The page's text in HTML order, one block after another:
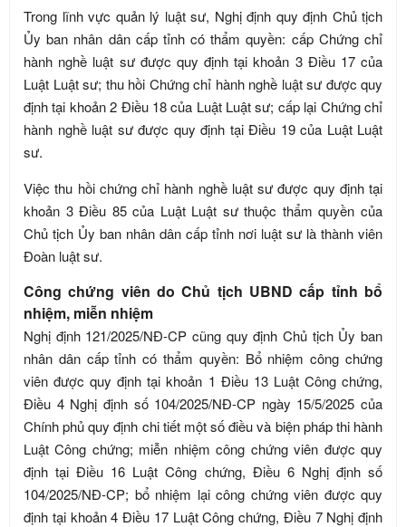
Trong lĩnh vực quản lý luật sư, Nghị định quy định Chủ tịch
Ủy ban nhân dân cấp tỉnh có thẩm quyền: cấp Chứng chỉ
hành nghề luật sư được quy định tại khoản 3 Điều 17 của
Luật Luật sư; thu hồi Chứng chỉ hành nghề luật sư được quy
định tại khoản 2 Điều 18 của Luật Luật sư; cấp lại Chứng chỉ
hành nghề luật sư được quy định tại Điều 19 của Luật Luật
sư.
Việc thu hồi chứng chỉ hành nghề luật sư được quy định tại
khoản 3 Điều 85 của Luật Luật sư thuộc thẩm quyền của
Chủ tịch Ủy ban nhân dân cấp tỉnh nơi luật sư là thành viên
Đoàn luật sư.
Công chứng viên do Chủ tịch UBND cấp tỉnh bổ
nhiệm, miễn nhiệm
Nghị định 121/2025/NĐ-CP cũng quy định Chủ tịch Ủy ban
nhân dân cấp tỉnh có thẩm quyền: Bổ nhiệm công chứng
viên được quy định tại khoản 1 Điều 13 Luật Công chứng,
Điều 4 Nghị định số 104/2025/NĐ-CP ngày 15/5/2025 của
Chính phủ quy định chi tiết một số điều và biện pháp thi hành
Luật Công chứng; miễn nhiệm công chứng viên được quy
định tại Điều 16 Luật Công chứng, Điều 6 Nghị định số
104/2025/NĐ-CP; bổ nhiệm lại công chứng viên được quy
định tại khoản 4 Điều 17 Luật Công chứng, Điều 7 Nghị định